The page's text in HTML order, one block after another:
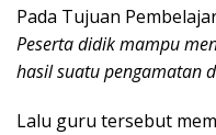
Pada Tujuan
Peserta didik mampu
hasil suatu pengamatan
Lalu guru tersebut